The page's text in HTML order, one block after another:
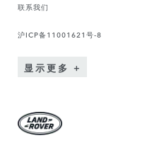
联系我们
沪ICP备11001621号-8
显示更多